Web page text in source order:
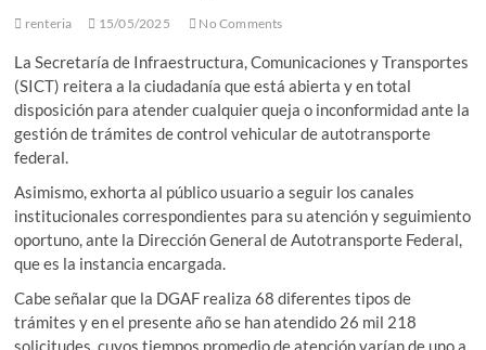
renteria 15/05/2025 No Comments
La Secretaría de Infraestructura, Comunicaciones y Transportes
(SICT) reitera a la ciudadanía que está abierta y en total
disposición para atender cualquier queja o inconformidad ante la
gestión de trámites de control vehicular de autotransporte
federal.
Asimismo, exhorta al público usuario a seguir los canales
institucionales correspondientes para su atención y seguimiento
oportuno, ante la Dirección General de Autotransporte Federal,
que es la instancia encargada.
Cabe señalar que la DGAF realiza 68 diferentes tipos de
trámites y en el presente año se han atendido 26 mil 218
solicitudes, cuyos tiempos promedio de atención varían de uno a